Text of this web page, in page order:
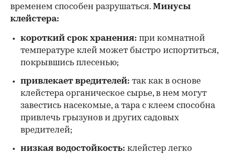
временем способен разрушаться. Минусы
клейстера:
короткий срок хранения: при комнатной
температуре клей может быстро испортиться,
покрывшись плесенью;
привлекает вредителей: так как в основе
клейстера органическое сырье, в нем могут
завестись насекомые, а тара с клеем способна
привлечь грызунов и других садовых
вредителей;
низкая водостойкость: клейстер легко